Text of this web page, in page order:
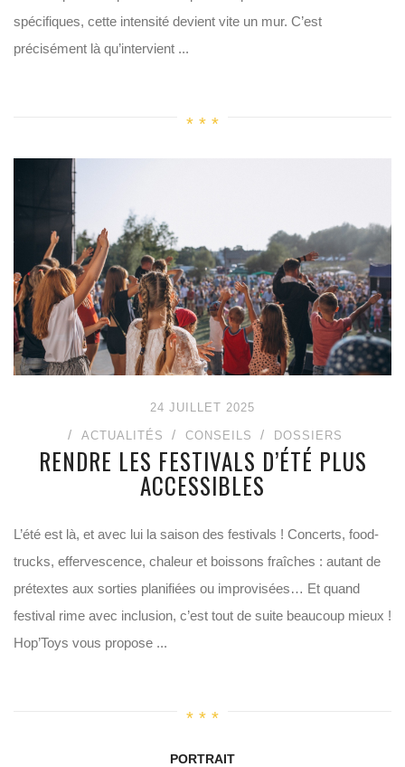
spécifiques, cette intensité devient vite un mur. C’est
précisément là qu’intervient ...
24 JUILLET 2025
ACTUALITÉS CONSEILS DOSSIERS
RENDRE LES FESTIVALS D’ÉTÉ PLUS
ACCESSIBLES
L’été est là, et avec lui la saison des festivals ! Concerts, food-
trucks, effervescence, chaleur et boissons fraîches : autant de
prétextes aux sorties planifiées ou improvisées… Et quand
festival rime avec inclusion, c’est tout de suite beaucoup mieux !
Hop’Toys vous propose ...
PORTRAIT